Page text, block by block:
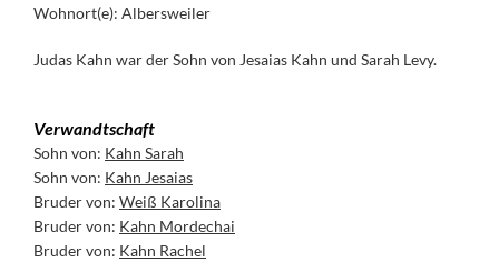
Wohnort(e): Albersweiler
Judas Kahn war der Sohn von Jesaias Kahn und Sarah Levy.
Verwandtschaft
Sohn von: Kahn Sarah
Sohn von: Kahn Jesaias
Bruder von: Weiß Karolina
Bruder von: Kahn Mordechai
Bruder von: Kahn Rachel